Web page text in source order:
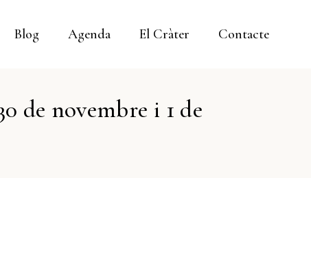
Blog Agenda El Cràter Contacte
de novembre i 1 de